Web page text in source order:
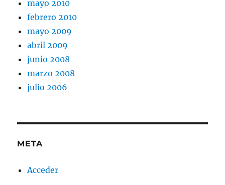
mayo 2010
febrero 2010
mayo 2009
abril 2009
junio 2008
marzo 2008
julio 2006
META
Acceder